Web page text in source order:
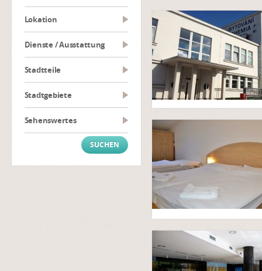
Lokation
Dienste / Ausstattung
Stadtteile
Stadtgebiete
Sehenswertes